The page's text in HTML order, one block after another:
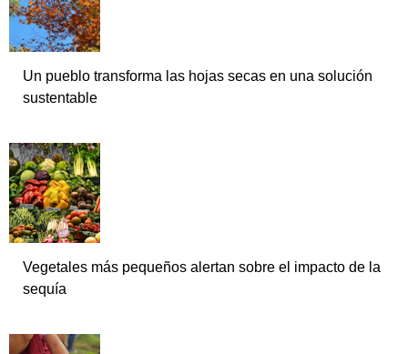
Un pueblo transforma las hojas secas en una solución
sustentable
Vegetales más pequeños alertan sobre el impacto de la
sequía